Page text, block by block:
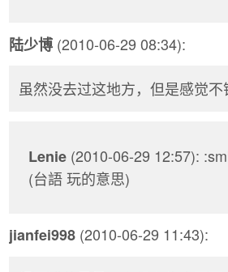
陆少博 (2010-06-29 08:34):
虽然没去过这地方，但是感觉不
Lenie (2010-06-29 12:57):
(台語 玩的意思)
jianfei998 (2010-06-29 11:43):